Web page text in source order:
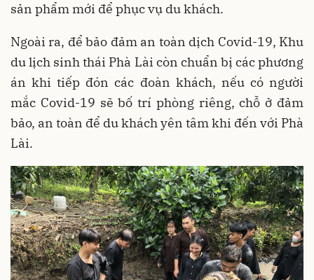
sản phẩm mới để phục vụ du khách.
Ngoài ra, để bảo đảm an toàn dịch Covid-19, Khu
du lịch sinh thái Phà Lài còn chuẩn bị các phương
án khi tiếp đón các đoàn khách, nếu có người
mắc Covid-19 sẽ bố trí phòng riêng, chỗ ở đảm
bảo, an toàn để du khách yên tâm khi đến với Phà
Lài.